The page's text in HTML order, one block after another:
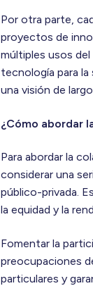
Por otra parte,
proyectos de
múltiples usos
tecnología para
una visión de
¿Cómo abordar
Para abordar la
considerar una
público-privada.
la equidad y la
Fomentar la
preocupaciones
particulares y